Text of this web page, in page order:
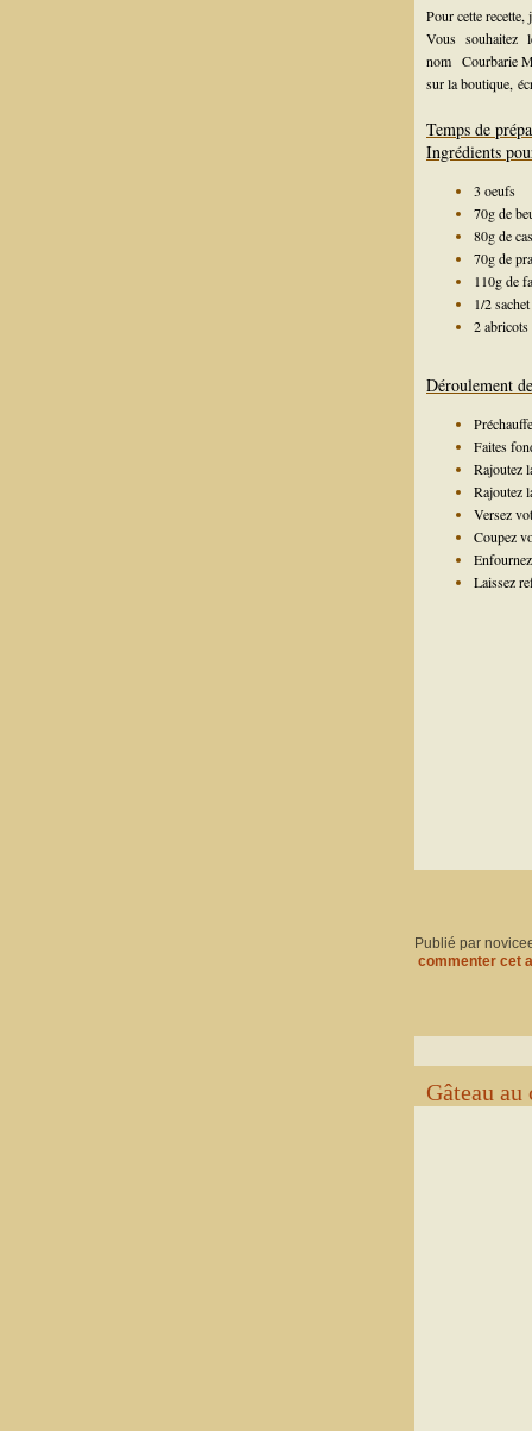
Pour cette
Vous souhaitez
nom Courbarie
sur la boutique,
Temps de
Ingrédients
3 oeufs
70g de
80g de
70g de
110g de
1/2
2 abricots
Déroulement
Faites
Rajoutez
Rajoutez
Versez
Coupez
Laissez
Publié par
commenter cet
Gâteau au